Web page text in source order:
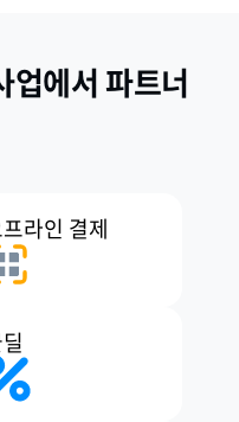
업에서파트너
라인 결제